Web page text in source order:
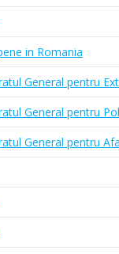
in Romania
General pentru
General pentru
General pentru